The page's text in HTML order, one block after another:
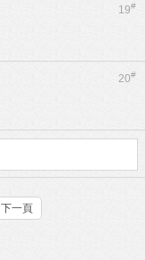
19#
20#
下一頁